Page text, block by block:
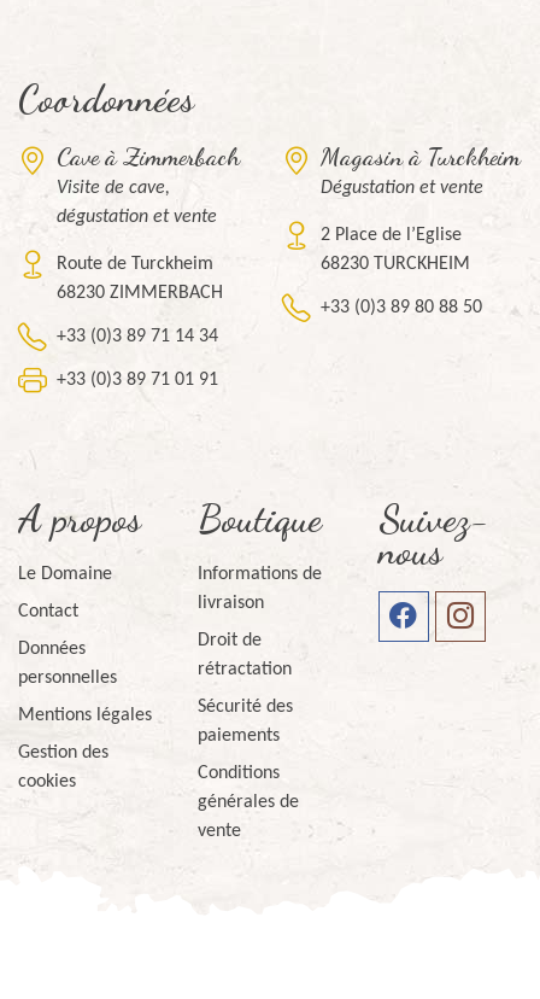
Coordonnées
Cave à Zimmerbach
Visite de cave,
dégustation et vente
Route de Turckheim
68230 ZIMMERBACH
+33 (0)3 89 71 14 34
+33 (0)3 89 71 01 91
Magasin à Turckheim
Dégustation et vente
2 Place de l’Eglise
68230 TURCKHEIM
+33 (0)3 89 80 88 50
A propos
Le Domaine
Contact
Données
personnelles
Mentions légales
Gestion des
cookies
Boutique
Informations de
livraison
Droit de
rétractation
Sécurité des
paiements
Conditions
générales de
vente
Suivez-
nous